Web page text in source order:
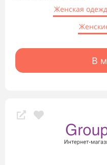
Женская
В